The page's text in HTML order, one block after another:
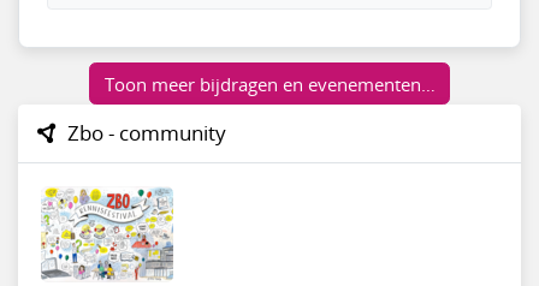
Toon meer bijdragen en evenementen…
Zbo - community